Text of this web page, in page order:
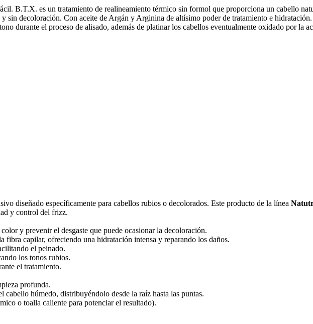
B.T.X. es un tratamiento de realineamiento térmico sin formol que proporciona un cabello
sin decoloración. Con aceite de Argán y Arginina de altísimo poder de tratamiento e
durante el proceso de alisado, además de platinar los cabellos eventualmente oxidado por la
diseñado específicamente para cabellos rubios o decolorados. Este producto de la línea
y control del frizz.
y prevenir el desgaste que puede ocasionar la decoloración.
fibra capilar, ofreciendo una hidratación intensa y reparando los daños.
el peinado.
los tonos rubios.
el tratamiento.
profunda.
cabello húmedo, distribuyéndolo desde la raíz hasta las puntas.
o toalla caliente para potenciar el resultado).